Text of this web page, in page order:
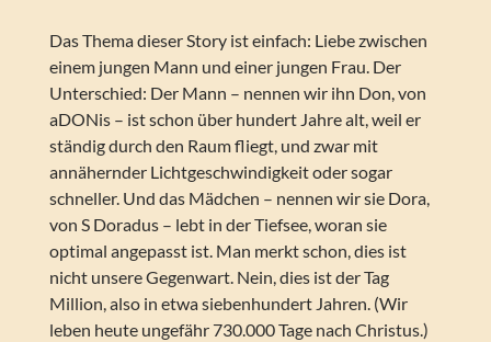
Das Thema dieser Story ist einfach: Liebe zwischen
einem jungen Mann und einer jungen Frau. Der
Unterschied: Der Mann – nennen wir ihn Don, von
aDONis – ist schon über hundert Jahre alt, weil er
ständig durch den Raum fliegt, und zwar mit
annähernder Lichtgeschwindigkeit oder sogar
schneller. Und das Mädchen – nennen wir sie Dora,
von S Doradus – lebt in der Tiefsee, woran sie
optimal angepasst ist. Man merkt schon, dies ist
nicht unsere Gegenwart. Nein, dies ist der Tag
Million, also in etwa siebenhundert Jahren. (Wir
leben heute ungefähr 730.000 Tage nach Christus.)